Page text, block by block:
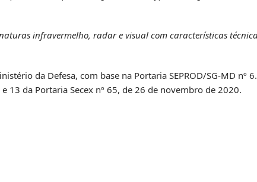
infravermelho, radar e visual com características
da Defesa, com base na Portaria SEPROD/SG-MD nº
da Portaria Secex nº 65, de 26 de novembro de 2020.